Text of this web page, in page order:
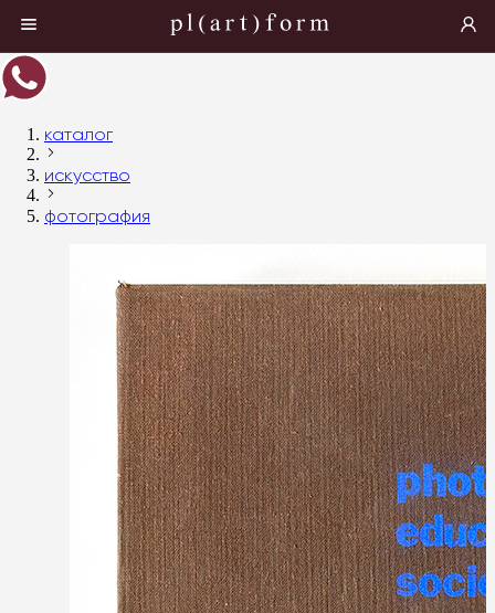
каталог
искусство
фотография